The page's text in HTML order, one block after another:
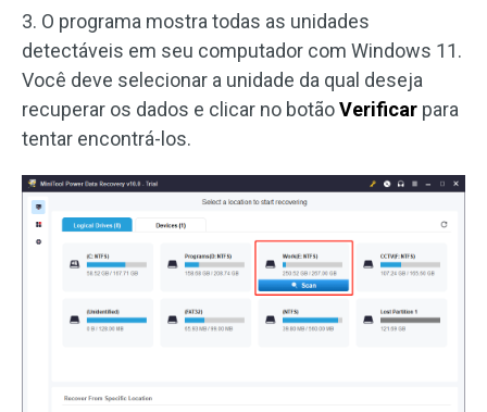
3. O programa mostra todas as unidades
detectáveis em seu computador com Windows 11.
Você deve selecionar a unidade da qual deseja
recuperar os dados e clicar no botãoVerificar para
tentar encontrá-los.